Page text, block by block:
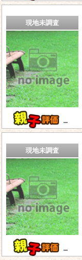
現地未調査
－
現地未調査
－